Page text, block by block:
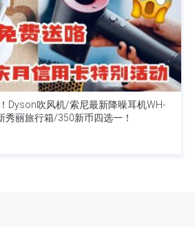
Dyson吹风机/索尼最新降噪耳机WH-
秀丽旅行箱/350新币四选一！